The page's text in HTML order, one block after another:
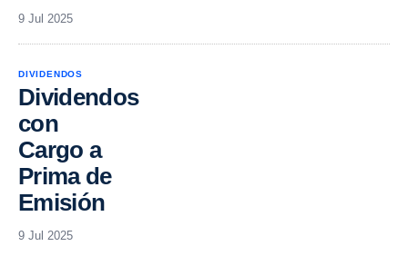
9 Jul 2025
DIVIDENDOS
Dividendos
con
Cargo a
Prima de
Emisión
9 Jul 2025